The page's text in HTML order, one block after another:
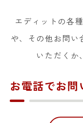
エディットの各
や、その他お問い
いただくか
お電話でお問